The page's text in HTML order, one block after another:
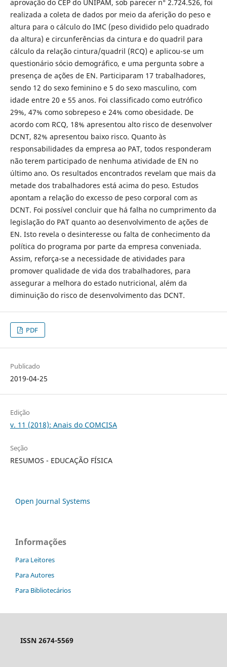
aprovação do CEP do UNIPAM, sob parecer n° 2.724.526, foi
realizada a coleta de dados por meio da aferição do peso e
altura para o cálculo do IMC (peso dividido pelo quadrado
da altura) e circunferências da cintura e do quadril para
cálculo da relação cintura/quadril (RCQ) e aplicou-se um
questionário sócio demográfico, e uma pergunta sobre a
presença de ações de EN. Participaram 17 trabalhadores,
sendo 12 do sexo feminino e 5 do sexo masculino, com
idade entre 20 e 55 anos. Foi classificado como eutrófico
29%, 47% como sobrepeso e 24% como obesidade. De
acordo com RCQ, 18% apresentou alto risco de desenvolver
DCNT, 82% apresentou baixo risco. Quanto às
responsabilidades da empresa ao PAT, todos responderam
não terem participado de nenhuma atividade de EN no
último ano. Os resultados encontrados revelam que mais da
metade dos trabalhadores está acima do peso. Estudos
apontam a relação do excesso de peso corporal com as
DCNT. Foi possível concluir que há falha no cumprimento da
legislação do PAT quanto ao desenvolvimento de ações de
EN. Isto revela o desinteresse ou falta de conhecimento da
política do programa por parte da empresa conveniada.
Assim, reforça-se a necessidade de atividades para
promover qualidade de vida dos trabalhadores, para
assegurar a melhora do estado nutricional, além da
diminuição do risco de desenvolvimento das DCNT.
PDF
Publicado
2019-04-25
Edição
v. 11 (2018): Anais do COMCISA
Seção
RESUMOS - EDUCAÇÃO FÍSICA
Open Journal Systems
Informações
Para Leitores
Para Autores
Para Bibliotecários
ISSN 2674-5569